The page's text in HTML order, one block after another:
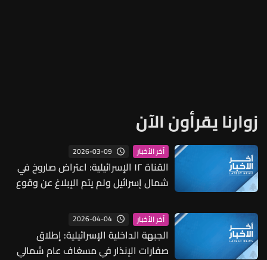
زوارنا يقرأون الآن
آخر الأخبار 2026-03-09
القناة ١٢ الإسرائيلية: اعتراض صاروخ في
شمال إسرائيل ولم يتم الإبلاغ عن وقوع
آخر الأخبار 2026-04-04
الجبهة الداخلية الإسرائيلية: إطلاق
صفارات الإنذار في مسغاف عام شمالي